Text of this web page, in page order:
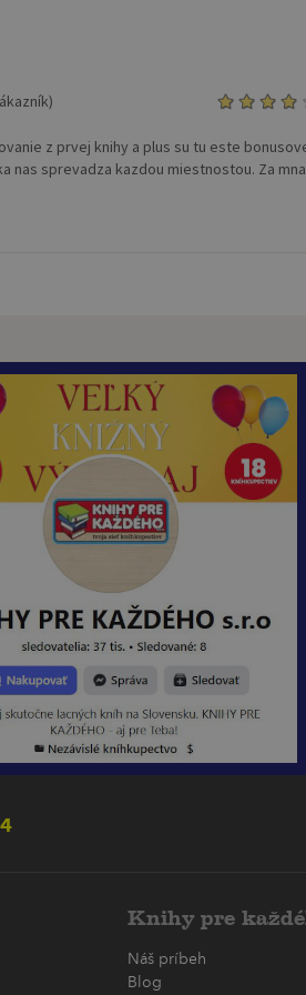
z prvej knihy a plus su tu este
nas sprevadza kazdou miestnostou. Za
Knihy pre
Náš príbeh
Blog